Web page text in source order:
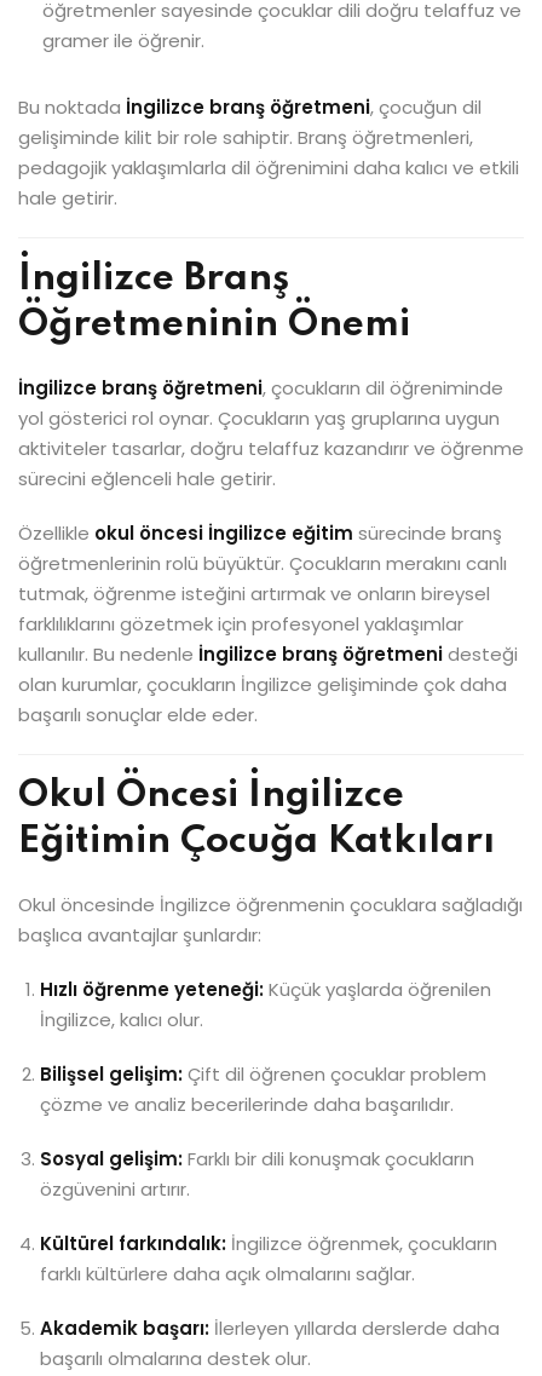
öğretmenler sayesinde çocuklar dili doğru telaffuz ve
gramer ile öğrenir.
Bu noktada İngilizce branş öğretmeni, çocuğun dil
gelişiminde kilit bir role sahiptir. Branş öğretmenleri,
pedagojik yaklaşımlarla dil öğrenimini daha kalıcı ve etkili
hale getirir.
İngilizce Branş
Öğretmeninin Önemi
İngilizce branş öğretmeni, çocukların dil öğreniminde
yol gösterici rol oynar. Çocukların yaş gruplarına uygun
aktiviteler tasarlar, doğru telaffuz kazandırır ve öğrenme
sürecini eğlenceli hale getirir.
Özellikle okul öncesi İngilizce eğitim sürecinde branş
öğretmenlerinin rolü büyüktür. Çocukların merakını canlı
tutmak, öğrenme isteğini artırmak ve onların bireysel
farklılıklarını gözetmek için profesyonel yaklaşımlar
kullanılır. Bu nedenle İngilizce branş öğretmenidesteği
olan kurumlar, çocukların İngilizce gelişiminde çok daha
başarılı sonuçlar elde eder.
Okul Öncesi İngilizce
Eğitimin Çocuğa Katkıları
Okul öncesinde İngilizce öğrenmenin çocuklara sağladığı
başlıca avantajlar şunlardır:
Hızlı öğrenme yeteneği:Küçük yaşlarda öğrenilen
İngilizce, kalıcı olur.
Bilişsel gelişim:Çift dil öğrenen çocuklar problem
çözme ve analiz becerilerinde daha başarılıdır.
Sosyal gelişim:Farklı bir dili konuşmak çocukların
özgüvenini artırır.
Kültürel farkındalık: İngilizce öğrenmek, çocukların
farklı kültürlere daha açık olmalarını sağlar.
Akademik başarı: İlerleyen yıllarda derslerde daha
başarılı olmalarına destek olur.